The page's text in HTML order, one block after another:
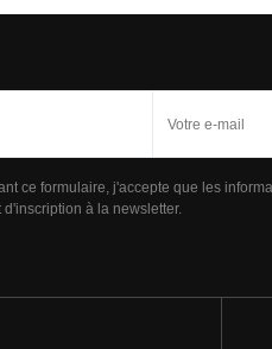
ce formulaire, j'accepte que les
d'inscription à la newsletter.